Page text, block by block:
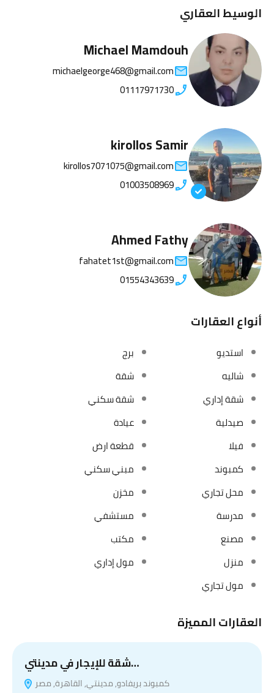
الوسيط العقاري
Michael Mamdouh
michaelgeorge468@gmail.com
01117971730
kirollos Samir
kirollos7071075@gmail.com
01003508969
Ahmed Fathy
fahatet1st@gmail.com
01554343639
أنواع العقارات
استديو
برج
شاليه
شقة
شقة إداري
شقة سكني
صيدلية
عيادة
فيلا
قطعة ارض
كمبوند
مبني سكني
محل تجاري
مخزن
مدرسة
مستشفي
مصنع
مكتب
منزل
مول إداري
مول تجاري
العقارات المميزة
شقة للإيجار في مدينتي…
كمبوند بريفادو, مدينتي, القاهرة, مصر